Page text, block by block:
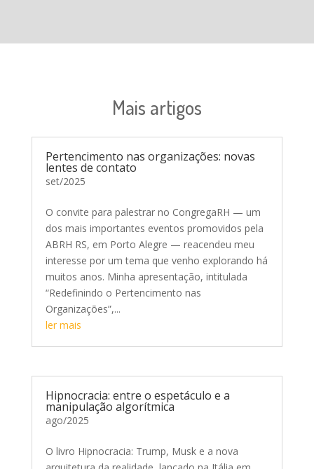
Mais artigos
Pertencimento nas organizações: novas
lentes de contato
set/2025
O convite para palestrar no CongregaRH — um
dos mais importantes eventos promovidos pela
ABRH RS, em Porto Alegre — reacendeu meu
interesse por um tema que venho explorando há
muitos anos. Minha apresentação, intitulada
“Redefinindo o Pertencimento nas
Organizações”,...
ler mais
Hipnocracia: entre o espetáculo e a
manipulação algorítmica
ago/2025
O livro Hipnocracia: Trump, Musk e a nova